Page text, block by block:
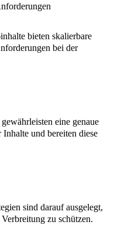
bieten skalierbare
bei der
eine genaue
und bereiten diese
sind darauf ausgelegt,
zu schützen.